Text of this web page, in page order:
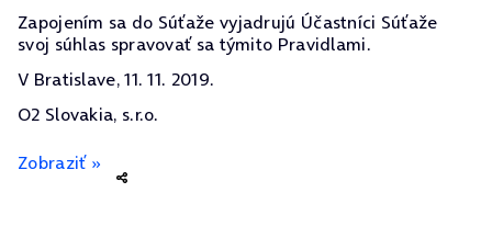
Zapojením sa do Súťaže vyjadrujú Účastníci Súťaže
svoj súhlas spravovať sa týmito Pravidlami.
V Bratislave, 11. 11. 2019.
O2 Slovakia, s.r.o.
Zobraziť »